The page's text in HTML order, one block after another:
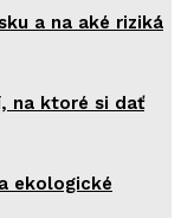
a na aké riziká
na ktoré si dať
ekologické